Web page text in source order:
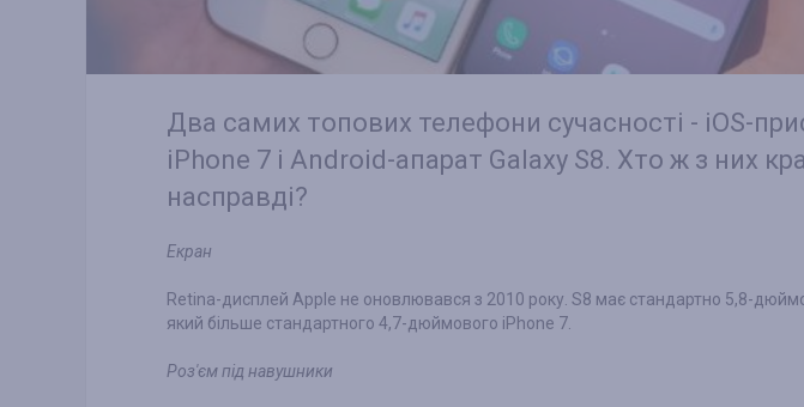
Два самих топових телефони сучасності - iOS-
iPhone 7 і Android-апарат Galaxy S8. Хто ж з них
насправді?
Екран
Retina-дисплей Apple не оновлювався з 2010 року. S8 має стандартно 5,8-
який більше стандартного 4,7-дюймового iPhone 7.
Роз'єм під навушники